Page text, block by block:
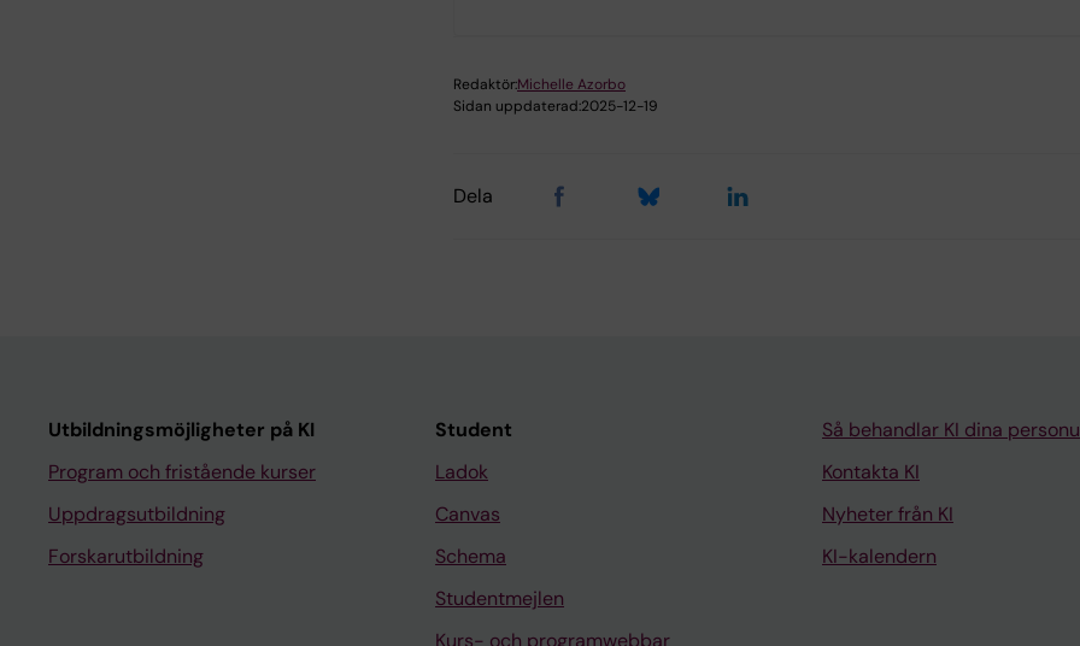
Redaktör:Michelle Azorbo
Sidan uppdaterad:2025-12-19
Dela
Utbildningsmöjligheter på KI
Program och fristående kurser
Uppdragsutbildning
Forskarutbildning
Student
Ladok
Canvas
Schema
Studentmejlen
Kurs- och programwebbar
Så behandlar KI dina
Kontakta KI
Nyheter från KI
KI-kalendern